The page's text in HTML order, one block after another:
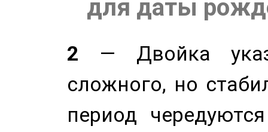
для даты
2 — Двойка
сложного, но
период